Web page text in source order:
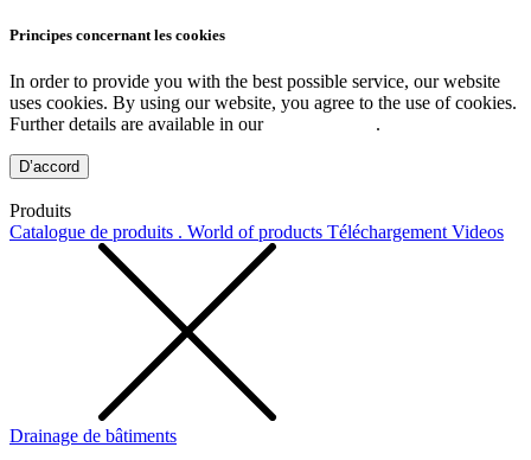
Principes concernant les cookies
In order to provide you with the best possible service, our website
uses cookies. By using our website, you agree to the use of cookies.
Further details are available in our
.
D’accord
Produits
Catalogue de produits . World of products Téléchargement Videos
Drainage de bâtiments